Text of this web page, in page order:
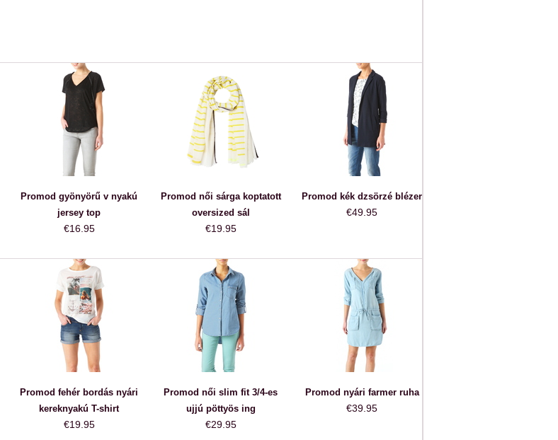
Promod gyönyörű v nyakú
jersey top
€16.95
Promod női sárga koptatott
oversized sál
€19.95
Promod kék dzsörzé blézer
€49.95
Promod fehér bordás nyári
kereknyakú T-shirt
€19.95
Promod női slim fit 3/4-es
ujjú pöttyös ing
€29.95
Promod nyári farmer ruha
€39.95